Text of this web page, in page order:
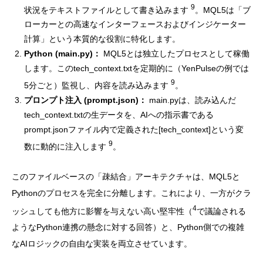
状況をテキストファイルとして書き込みます 9。MQL5は「ブ
ローカーとの高速なインターフェースおよびインジケーター
計算」という本質的な役割に特化します。
Python (main.py)：
MQL5とは独立したプロセスとして稼働
します。このtech_context.txtを定期的に（YenPulseの例では
5分ごと）監視し、内容を読み込みます 9。
プロンプト注入 (prompt.json)：
main.pyは、読み込んだ
tech_context.txtの生データを、AIへの指示書である
prompt.jsonファイル内で定義された[tech_context]という変
数に動的に注入します 9。
このファイルベースの「疎結合」アーキテクチャは、MQL5と
Pythonのプロセスを完全に分離します。これにより、一方がクラ
ッシュしても他方に影響を与えない高い堅牢性（4で議論される
ようなPython連携の懸念に対する回答）と、Python側での複雑
なAIロジックの自由な実装を両立させています。